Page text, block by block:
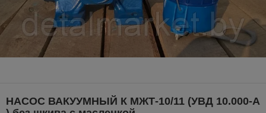
НАСОС ВАКУУМНЫЙ К МЖТ-10/11 (УВД 10.000-А